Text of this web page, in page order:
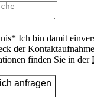
Ich bin damit
der
finden Sie in der
anfragen